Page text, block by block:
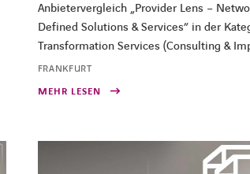
Anbietervergleich „Provider Lens –
Defined Solutions & Services” in der
Transformation Services (Consulting &
FRANKFURT
MEHR LESEN